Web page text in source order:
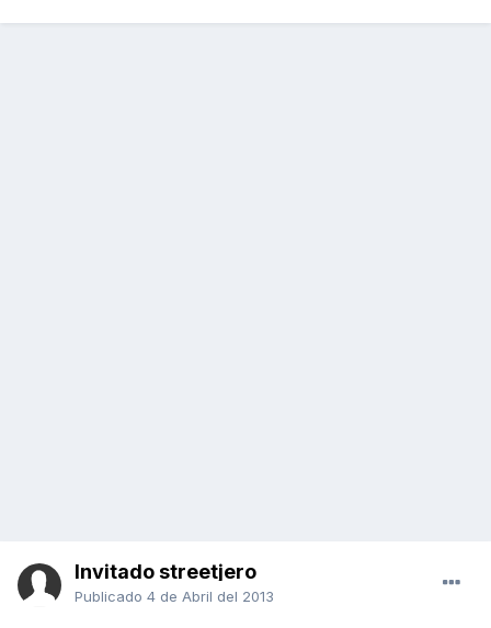
Invitado streetjero
Publicado 4 de Abril del 2013